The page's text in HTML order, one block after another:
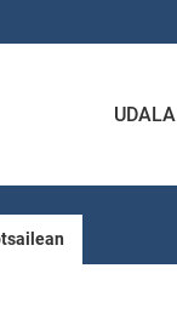
UDALA